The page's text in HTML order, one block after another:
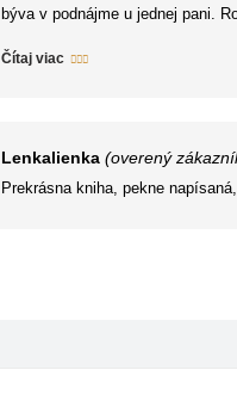
býva v podnájme u jednej pani.
Čítaj viac
Lenkalienka (overený
Prekrásna kniha, pekne